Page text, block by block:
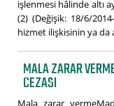
işlenmesi hâlinde altı
(2) (Değişik: 18/6/
hizmet ilişkisinin ya da
MALA ZARAR
CEZASI
Mala zarar